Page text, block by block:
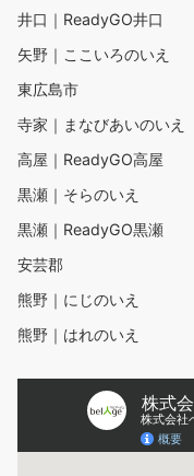
井口｜ReadyGO井口
矢野｜ここいろのいえ
東広島市
寺家｜まなびあいのいえ
高屋｜ReadyGO高屋
黒瀬｜そらのいえ
黒瀬｜ReadyGO黒瀬
安芸郡
熊野｜にじのいえ
熊野｜はれのいえ